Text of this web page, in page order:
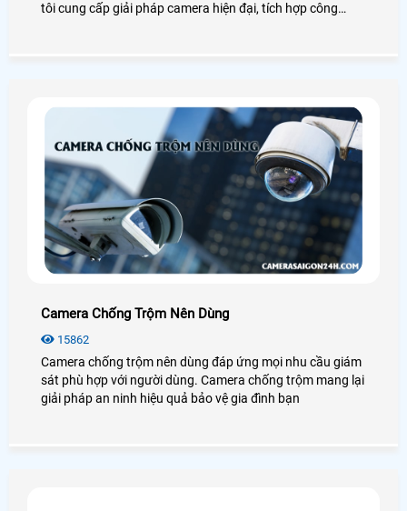
tôi cung cấp giải pháp camera hiện đại, tích hợp công
Camera Chống Trộm Nên Dùng
15862
Camera chống trộm nên dùng đáp ứng mọi nhu cầu giám
sát phù hợp với người dùng. Camera chống trộm mang lại
giải pháp an ninh hiệu quả bảo vệ gia đình bạn